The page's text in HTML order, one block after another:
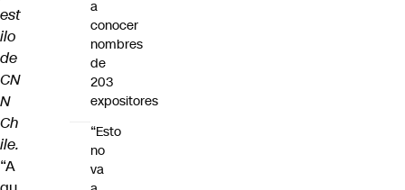
est
ilo
de
CN
N
Ch
ile.
“A
a
conocer
nombres
de
203
expositores
“Esto
no
va